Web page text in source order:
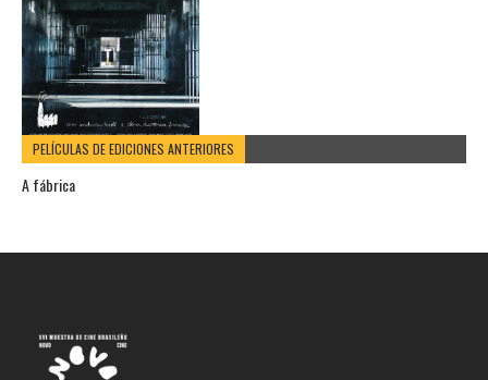
PELÍCULAS DE EDICIONES ANTERIORES
A fábrica